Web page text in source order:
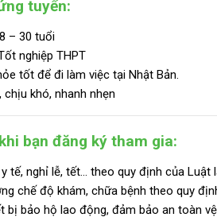
tuyển:
– 30 tuổi
nghiệp THPT
tốt để đi làm việc tại Nhật Bản.
chịu khó, nhanh nhẹn
bạn đăng ký tham gia:
tế, nghỉ lễ, tết… theo quy định của Luật
chế độ khám, chữa bệnh theo quy
bị bảo hộ lao động, đảm bảo an toàn